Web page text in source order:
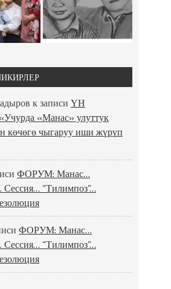
к записи ҮН
«Манас» улуттук
көчөгө чыгаруу иши жүрүп
ФОРУМ: Манас…
“Тилимпоз”…
ФОРУМ: Манас…
“Тилимпоз”…